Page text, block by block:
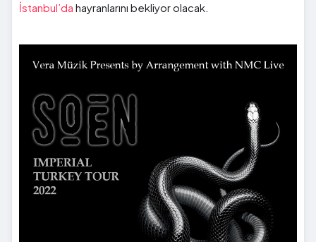
İstanbul’da hayranlarını bekliyor olacak.